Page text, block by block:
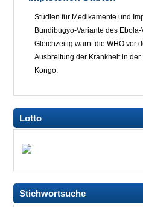
Studien für Medikamente und
Bundibugyo-Variante des
Gleichzeitig warnt die WHO vor
Ausbreitung der Krankheit in
Kongo.
Lotto
Stichwortsuche